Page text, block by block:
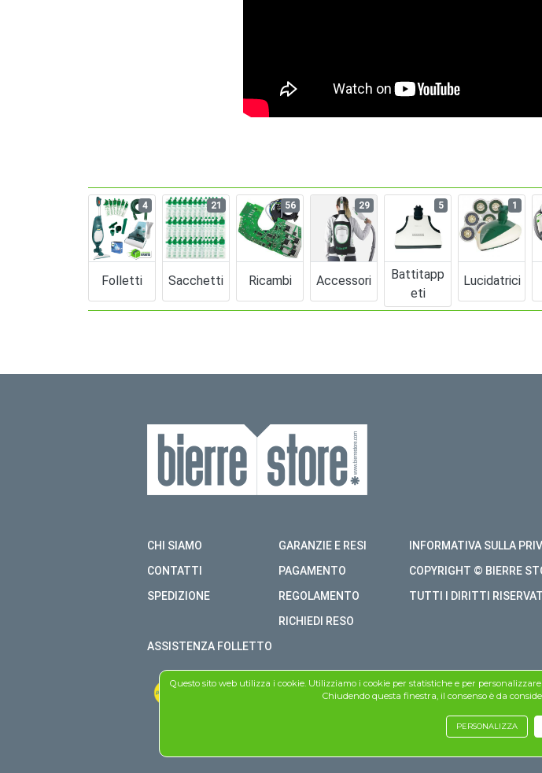
Folletti
4
Sacchetti
21
Ricambi
56
Accessori
29
Battitapp
Eti
5
Lucidatrici
1
CHI SIAMO
CONTATTI
SPEDIZIONE
GARANZIE E RESI
PAGAMENTO
REGOLAMENTO
RICHIEDI RESO
INFORMATIVA SULLA
COPYRIGHT © BIERRE
TUTTI I DIRITTI RISERVATI
ASSISTENZA FOLLETTO
Questo sito web utilizza i cookie. Utilizziamo i cookie per statistiche e per
Chiudendo questa finestra, il consenso è da
PERSONALIZZA